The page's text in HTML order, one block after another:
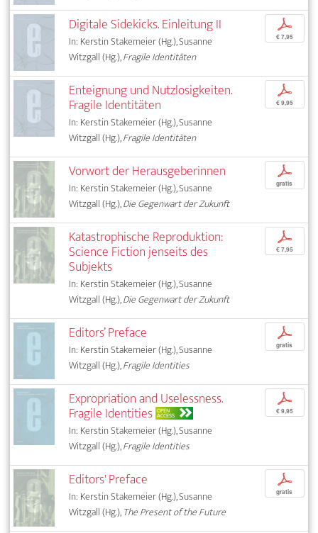
Digitale Sidekicks. Einleitung II
In: Kerstin Stakemeier (Hg.), Susanne
Witzgall (Hg.),Fragile Identitäten
p
€ 7,95
Enteignung und Nutzlosigkeiten.
Fragile Identitäten
In: Kerstin Stakemeier (Hg.), Susanne
Witzgall (Hg.),Fragile Identitäten
p
€ 9,95
Vorwort der Herausgeberinnen
In: Kerstin Stakemeier (Hg.), Susanne
Witzgall (Hg.),Die Gegenwart der Zukunft
p
gratis
Katastrophische Reproduktion:
Science Fiction jenseits des
Subjekts
In: Kerstin Stakemeier (Hg.), Susanne
Witzgall (Hg.),Die Gegenwart der Zukunft
p
€ 7,95
Editors’ Preface
In: Kerstin Stakemeier (Hg.), Susanne
Witzgall (Hg.),Fragile Identities
p
gratis
Expropriation and Uselessness.
Fragile Identities OPEN
ACCESS
In: Kerstin Stakemeier (Hg.), Susanne
Witzgall (Hg.),Fragile Identities
p
€ 9,95
Editors' Preface
In: Kerstin Stakemeier (Hg.), Susanne
Witzgall (Hg.),The Present of the Future
p
gratis